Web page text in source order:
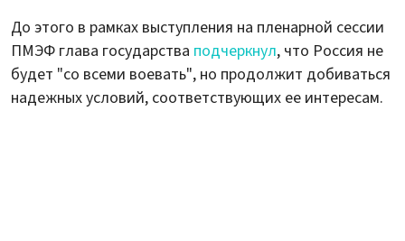
До этого в рамках выступления на пленарной сессии
ПМЭФ глава государства подчеркнул, что Россия не
будет "со всеми воевать", но продолжит добиваться
надежных условий, соответствующих ее интересам.